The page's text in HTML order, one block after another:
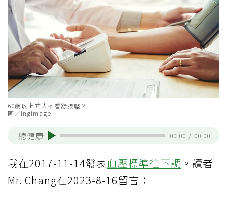
60歲以上的人不看舒張壓？
圖／ingimage
聽健康 00:00 / 00:00
我在2017-11-14發表血壓標準往下調 。讀者
Mr. Chang在2023-8-16留言：